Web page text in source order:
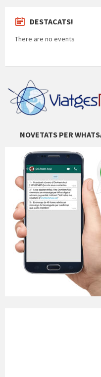
DESTACATS!
There are no events
NOVETATS PER